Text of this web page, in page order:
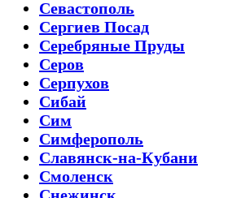
Севастополь
Сергиев Посад
Серебряные Пруды
Серов
Серпухов
Сибай
Сим
Симферополь
Славянск-на-Кубани
Смоленск